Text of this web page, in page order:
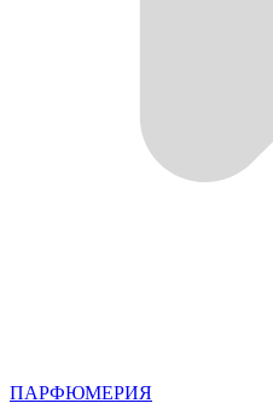
ПАРФЮМЕРИЯ